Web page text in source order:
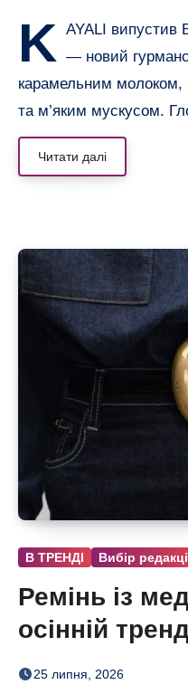
K AYALI випустив
— новий
карамельним
та м’яким мускусом.
Читати далі
В ТРЕНДІ Вибір
Ремінь із
осінній
вже зараз
25 липня, 2026